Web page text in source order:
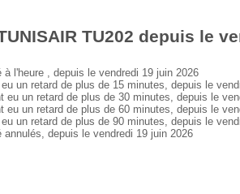
TU202 depuis le
l'heure , depuis le vendredi 19 juin 2026
un retard de plus de 15 minutes, depuis le
un retard de plus de 30 minutes, depuis le
un retard de plus de 60 minutes, depuis le
un retard de plus de 90 minutes, depuis le
depuis le vendredi 19 juin 2026